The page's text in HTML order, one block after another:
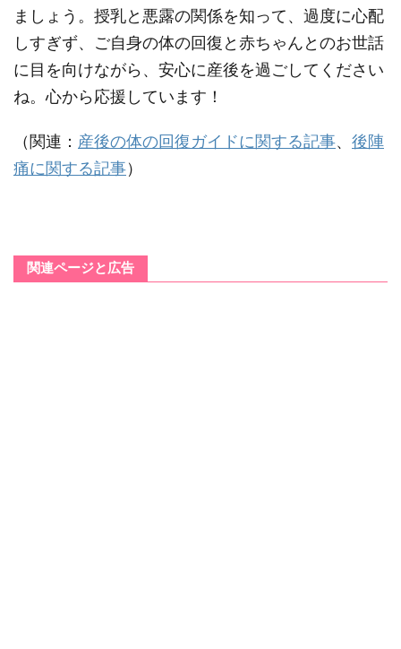
ましょう。授乳と悪露の関係を知って、過度に心配
しすぎず、ご自身の体の回復と赤ちゃんとのお世話
に目を向けながら、安心に産後を過ごしてください
ね。心から応援しています！
（関連： 産後の体の回復ガイドに関する記事、 後陣
痛に関する記事）
関連ページと広告